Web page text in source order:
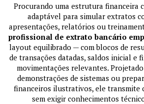
Procurando uma estrutura financeira
adaptável para simular extratos
apresentações, relatórios ou
profissional de extrato bancário
layout equilibrado — com blocos de
de transações datadas, saldos inicial e
movimentações relevantes.
demonstrações de sistemas ou
financeiros ilustrativos, ele transmite
sem exigir conhecimentos